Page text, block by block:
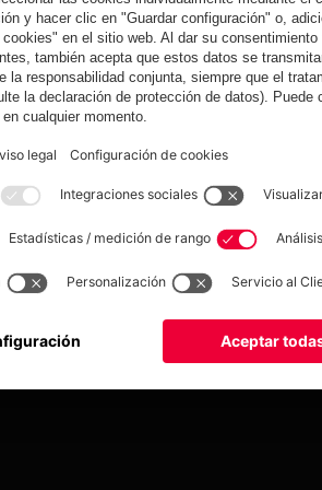
© FC Bayern München AG
2026
Condiciones de uso Accesibilidad Sistema de denuncia